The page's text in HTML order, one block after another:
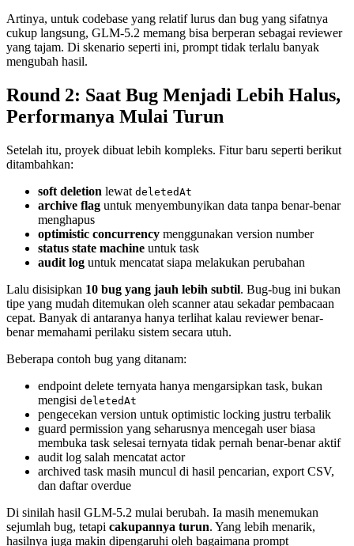
Artinya, untuk codebase yang relatif lurus dan bug yang sifatnya
cukup langsung, GLM-5.2 memang bisa berperan sebagai reviewer
yang tajam. Di skenario seperti ini, prompt tidak terlalu banyak
mengubah hasil.
Round 2: Saat Bug Menjadi Lebih Halus,
Performanya Mulai Turun
Setelah itu, proyek dibuat lebih kompleks. Fitur baru seperti berikut
ditambahkan:
soft deletion lewat deletedAt
archive flag untuk menyembunyikan data tanpa benar-benar
menghapus
optimistic concurrency menggunakan version number
status state machine untuk task
audit log untuk mencatat siapa melakukan perubahan
Lalu disisipkan 10 bug yang jauh lebih subtil. Bug-bug ini bukan
tipe yang mudah ditemukan oleh scanner atau sekadar pembacaan
cepat. Banyak di antaranya hanya terlihat kalau reviewer benar-
benar memahami perilaku sistem secara utuh.
Beberapa contoh bug yang ditanam:
endpoint delete ternyata hanya mengarsipkan task, bukan
mengisi deletedAt
pengecekan version untuk optimistic locking justru terbalik
guard permission yang seharusnya mencegah user biasa
membuka task selesai ternyata tidak pernah benar-benar aktif
audit log salah mencatat actor
archived task masih muncul di hasil pencarian, export CSV,
dan daftar overdue
Di sinilah hasil GLM-5.2 mulai berubah. Ia masih menemukan
sejumlah bug, tetapi cakupannya turun. Yang lebih menarik,
hasilnya juga makin dipengaruhi oleh bagaimana prompt